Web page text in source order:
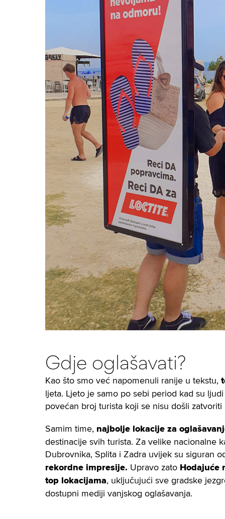
Gdje oglašavati?
Kao što smo već napomenuli ranije u tekstu,
ljeta. Ljeto je samo po sebi period kad su
povećan broj turista koji se nisu došli zatvoriti
Samim time, najbolje lokacije za
destinacije svih turista. Za velike nacionalne
Dubrovnika, Splita i Zadra uvijek su siguran
rekordne impresije. Upravo zato Hodajuće
top lokacijama, uključujući sve gradske
dostupni mediji vanjskog oglašavanja.